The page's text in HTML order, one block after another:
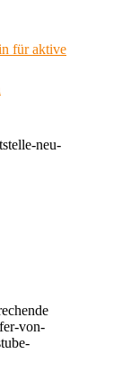
für aktive
neu-
von-